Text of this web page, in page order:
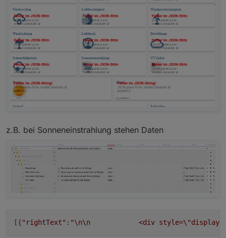
z.B. bei Sonneneinstrahlung stehen Daten
[{"rightText" : "\n\n
            <div style=
\"